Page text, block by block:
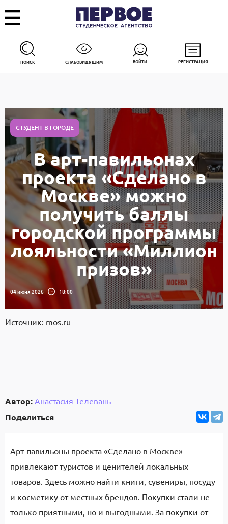
ПОИСК СЛАБОВИДЯЩИМ ВОЙТИ РЕГИСТРАЦИЯ
СТУДЕНТ В ГОРОДЕ
В арт-павильонах
проекта «Сделано в
Москве» можно
получить баллы
городской программы
лояльности «Миллион
призов»
04 июня 2026 18:00
Источник: mos.ru
Автор: Анастасия Телевань
Поделиться
Арт-павильоны проекта «Сделано в Москве»
привлекают туристов и ценителей локальных
товаров. Здесь можно найти книги, сувениры, посуду
и косметику от местных брендов. Покупки стали не
только приятными, но и выгодными. За покупки от